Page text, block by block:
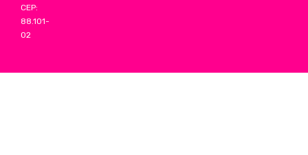
CEP:
88.101-
02